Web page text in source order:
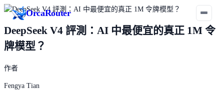
OrcaRouter
DeepSeek V4 評測：AI 中最便宜的真正 1M 令
牌模型？
作者
Fengya Tian